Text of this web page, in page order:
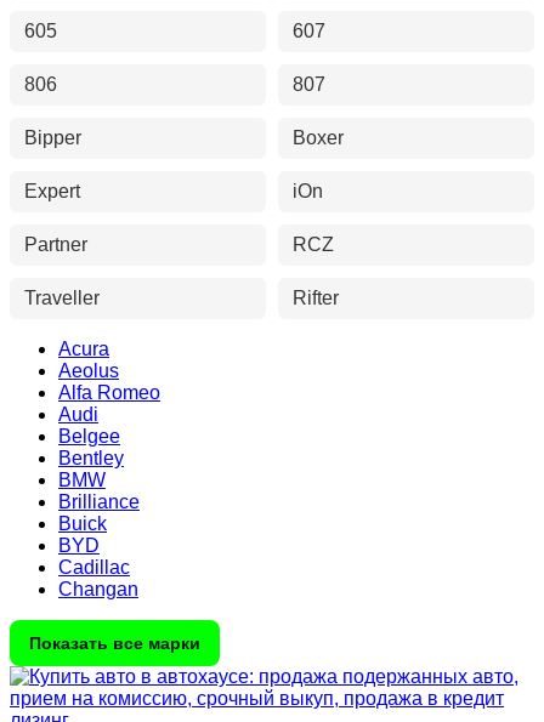
605 607
806 807
Bipper Boxer
Expert iOn
Partner RCZ
Traveller Rifter
Acura
Aeolus
Alfa Romeo
Audi
Belgee
Bentley
BMW
Brilliance
Buick
BYD
Cadillac
Changan
Показать все марки